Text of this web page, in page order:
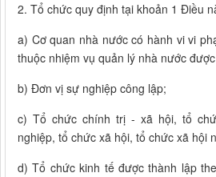
2. Tổ chức quy định tại khoản 1 Điều
a) Cơ quan nhà nước có hành vi vi
thuộc nhiệm vụ quản lý nhà nước
b) Đơn vị sự nghiệp công lập;
c) Tổ chức chính trị - xã hội, tổ
nghiệp, tổ chức xã hội, tổ chức xã hội
d) Tổ chức kinh tế được thành lập